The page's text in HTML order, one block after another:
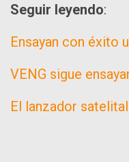
Seguir leyendo:
Ensayan con éxito
VENG sigue
El lanzador